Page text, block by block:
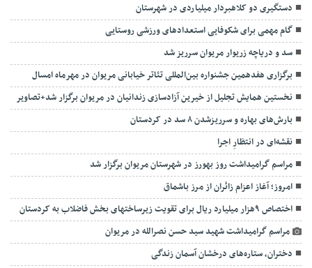
دستگیری دو کلاهبردار میلیاردی در شهرستان
گام مهمی برای شکوفایی استعدادهای ورزشی روستایی
سد و دریاچه زریوار مریوان سرریز شد
برگزاری هفدهمین جشنواره بین‌المللی تئاتر خیابانی مریوان در مهرماه امسال
نخستین همایش تجلیل از خیرین آزادسازی زندانیان در مریوان برگزار شد+تصاویر
بارش‌های بهاره و سرریزشدن ۸ سد در کردستان
نقشه‌ا‌ی در انتظارِ اجرا
مراسم گرامیداشت روز بهورز در شهرستان مریوان برگزار شد
امروز؛ آغاز اعزام زائران از مرز باشماق
اختصاص ۹هزار میلیارد ریال برای تقویت زیرساختهای بخش فاضلاب به کردستان
مراسم گرامیداشت شهید سید حسن نصرالله در مریوان
دختران، ستاره‌های درخشان آسمان زندگی